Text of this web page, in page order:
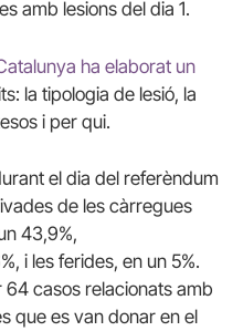
amb lesions del dia 1.
ha elaborat un
la tipologia de lesió, la
i per qui.
el dia del referèndum
de les càrregues
43,9%,
i les ferides, en un 5%.
casos relacionats amb
que es van donar en el